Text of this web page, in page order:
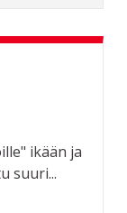
ikään ja
suuri...